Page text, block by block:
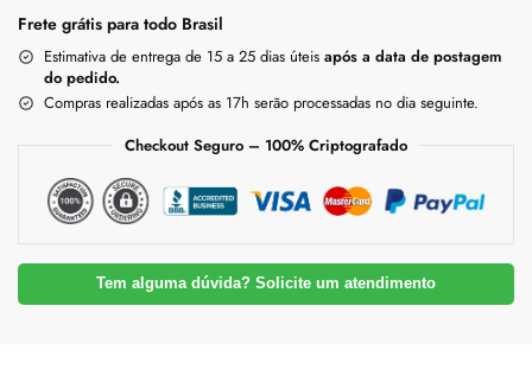
Frete grátis para todo Brasil
Estimativa de entrega de 15 a 25 dias úteis após a data de postagem
do pedido.
Compras realizadas após as 17h serão processadas no dia seguinte.
Checkout Seguro – 100% Criptografado
Tem alguma dúvida? Solicite um atendimento